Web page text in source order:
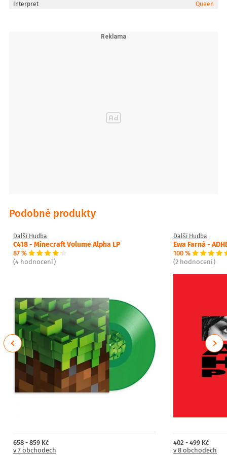
Interpret
Queen
Podobné produkty
Další Hudba
C418 - Minecraft Volume Alpha LP
87 %
(4 hodnocení)
658 - 859 Kč
v 7 obchodech
Další Hudba
Ewa Farná -
100 %
(2 hodnocení)
402 - 499 Kč
v 8 obchodech
Previous Next